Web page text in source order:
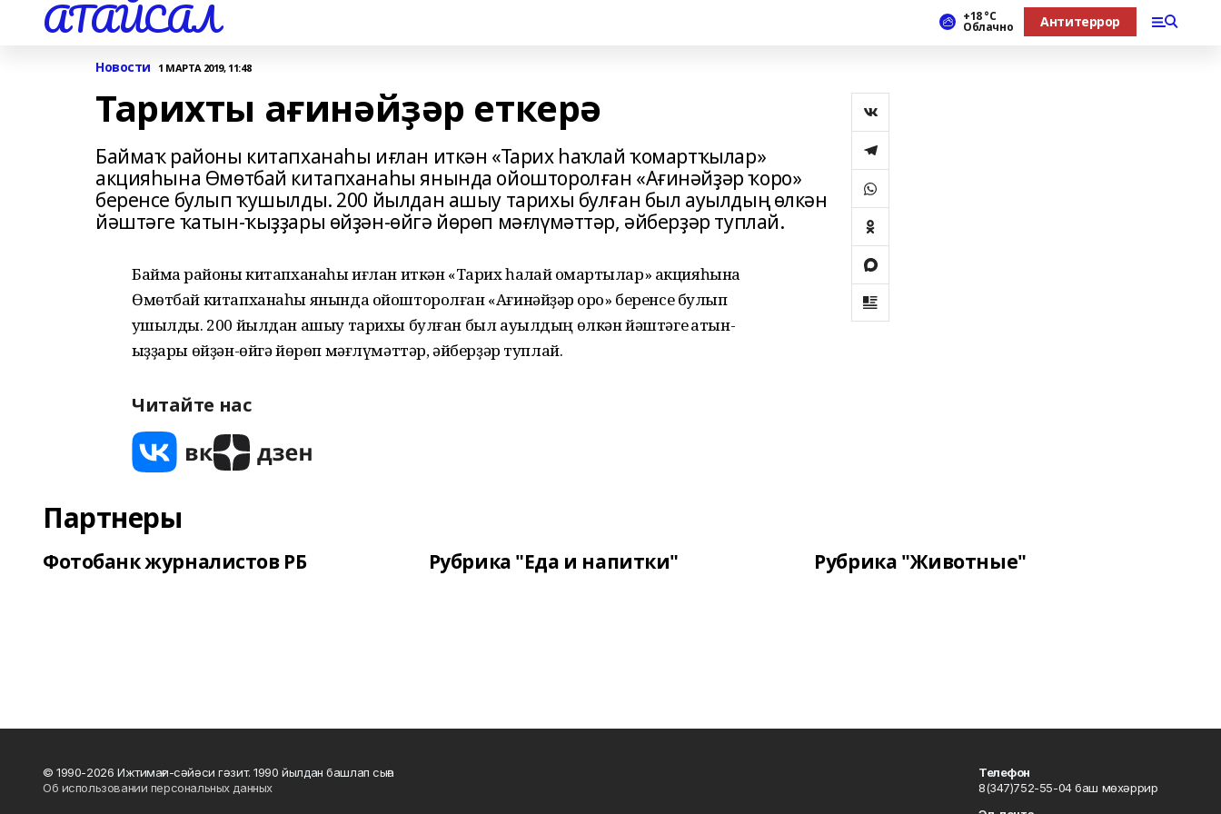
АТАЙСАЛ +18 °С
Облачно Антитеррор
Новости 1 МАРТА 2019, 11:48
Тарихты ағинәйҙәр еткерә
Баймаҡ районы китапханаһы иғлан иткән «Тарих һаҡлай ҡомартҡылар»
акцияһына Өмөтбай китапханаһы янында ойошторолған «Ағинәйҙәр ҡоро»
беренсе булып ҡушылды. 200 йылдан ашыу тарихы булған был ауылдың өлкән
йәштәге ҡатын-ҡыҙҙары өйҙән-өйгә йөрөп мәғлүмәттәр, әйберҙәр туплай.
Баймаҡ районы китапханаһы иғлан иткән «Тарих һаҡлай ҡомартҡылар» акцияһына
Өмөтбай китапханаһы янында ойошторолған «Ағинәйҙәр ҡоро» беренсе булып
ҡушылды. 200 йылдан ашыу тарихы булған был ауылдың өлкән йәштәге ҡатын-
ҡыҙҙары өйҙән-өйгә йөрөп мәғлүмәттәр, әйберҙәр туплай.
Читайте нас
Партнеры
Фотобанк журналистов РБ Рубрика "Еда и напитки" Рубрика "Животные"
© 1990-2026 Ижтимағи-сәйәси гәзит. 1990 йылдан башлап сыға
Об использовании персональных данных
Телефон
8(347)752-55-04 баш мөхәррир